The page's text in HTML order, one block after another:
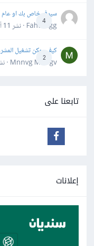
4
سيرفر خاص بك او عام
Fahd Ggg · نشر
11 أبريل 2025
2
كيف يمكن تشغيل
Mnnvg Mnbgv · نشر
تابعنا على
إعلانات